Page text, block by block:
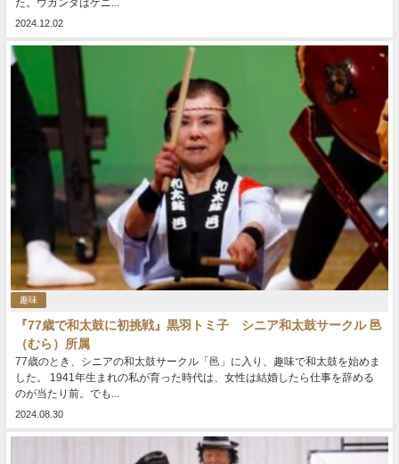
た。ウガンダはケニ...
2024.12.02
趣味
『77歳で和太鼓に初挑戦』黒羽トミ子 シニア和太鼓サークル 邑
（むら）所属
77歳のとき、シニアの和太鼓サークル「邑」に入り、趣味で和太鼓を始めま
した。 1941年生まれの私が育った時代は、女性は結婚したら仕事を辞める
のが当たり前。でも...
2024.08.30